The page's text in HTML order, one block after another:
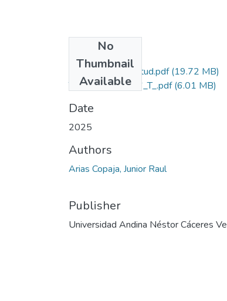
No
Thumbnail
Available
Grado de Similitud.pdf(19.72 MB)
T036_72895156_T_.pdf(6.01 MB)
Date
2025
Authors
Arias Copaja, Junior Raul
Publisher
Universidad Andina Néstor Cáceres